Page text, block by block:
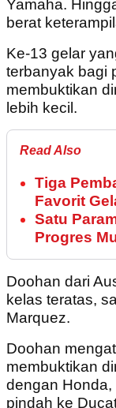
Yamaha.
berat
Ke-13 gelar
terbanyak bagi
membuktikan
lebih kecil.
Read Also
Tiga
Favorit
Satu
Progres
Doohan dari
kelas teratas,
Marquez.
Doohan
membuktikan
dengan
pindah ke